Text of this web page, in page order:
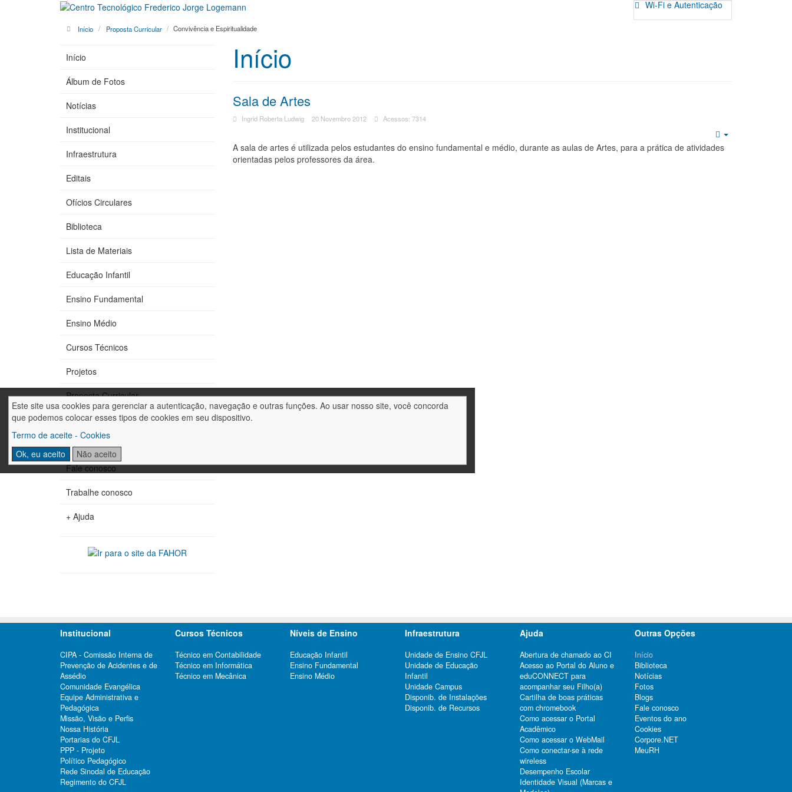
Este site usa cookies para gerenciar a autenticação, navegação e outras funções. Ao usar nosso site, você concorda
que podemos colocar esses tipos de cookies em seu dispositivo.
Termo de aceite - Cookies
Ok, eu aceito
Não aceito
Wi-Fi e Autenticação
Início Proposta Curricular Convivência e Espiritualidade
Início
Sala de Artes
Ingrid Roberta Ludwig 20 Novembro 2012 Acessos: 7314
A sala de artes é utilizada pelos estudantes do ensino fundamental e médio, durante as aulas de Artes, para a prática de atividades
orientadas pelos professores da área.
Início
Álbum de Fotos
Notícias
Institucional
Infraestrutura
Editais
Ofícios Circulares
Biblioteca
Lista de Materiais
Educação Infantil
Ensino Fundamental
Ensino Médio
Cursos Técnicos
Projetos
Proposta Curricular
CIPA
Horários / Calendário
Fale conosco
Trabalhe conosco
+ Ajuda
Institucional
CIPA - Comissão Interna de
Prevenção de Acidentes e de
Assédio
Comunidade Evangélica
Equipe Administrativa e
Pedagógica
Missão, Visão e Perfis
Nossa História
Portarias do CFJL
PPP - Projeto
Político Pedagógico
Rede Sinodal de Educação
Regimento do CFJL
Cursos Técnicos
Técnico em Contabilidade
Técnico em Informática
Técnico em Mecânica
Níveis de Ensino
Educação Infantil
Ensino Fundamental
Ensino Médio
Infraestrutura
Unidade de Ensino CFJL
Unidade de Educação
Infantil
Unidade Campus
Disponib. de Instalações
Disponib. de Recursos
Ajuda
Abertura de chamado ao CI
Acesso ao Portal do Aluno e
eduCONNECT para
acompanhar seu Filho(a)
Cartilha de boas práticas
com chromebook
Como acessar o Portal
Acadêmico
Como acessar o WebMail
Como conectar-se à rede
wireless
Desempenho Escolar
Identidade Visual (Marcas e
Outras Opções
Início
Biblioteca
Notícias
Fotos
Blogs
Fale conosco
Eventos do ano
Cookies
Corpore.NET
MeuRH